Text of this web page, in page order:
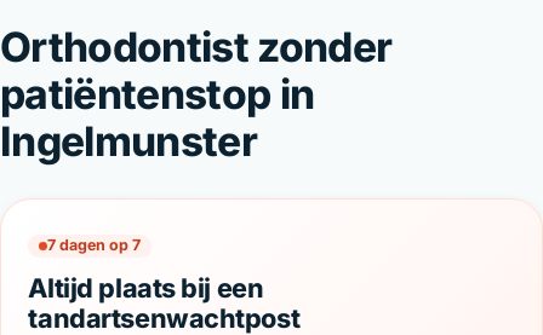
Orthodontist zonder
patiëntenstop in
Ingelmunster
7 dagen op 7
Altijd plaats bij een
tandartsenwachtpost